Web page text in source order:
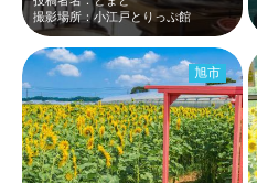
撮影場所：小江戸とりっぷ館
旭市